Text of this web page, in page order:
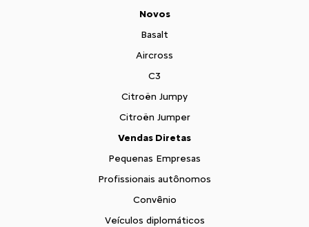
Novos
Basalt
Aircross
C3
Citroën Jumpy
Citroën Jumper
Vendas Diretas
Pequenas Empresas
Profissionais autônomos
Convênio
Veículos diplomáticos